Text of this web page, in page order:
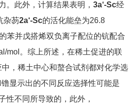
。此外，计算结果表明， 3a‘-Sc经
杂芴2a‘-Sc的活化能垒为26.8
苯并戊搭烯双负离子配位的钪配合
mol。综上所述，在稀土促进的联
，稀土中心和螯合试剂都对化学选
显示出的不同反应选择性可能是
性不同所导致的，此外，